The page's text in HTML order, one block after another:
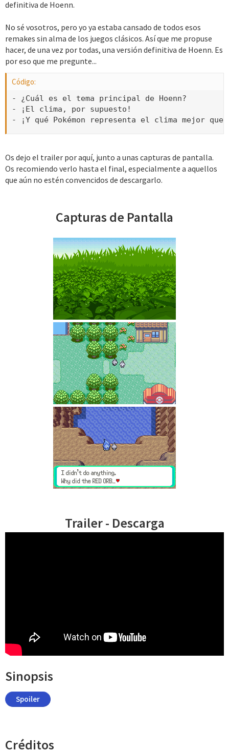
definitiva de Hoenn.
No sé vosotros, pero yo ya estaba cansado de todos esos
remakes sin alma de los juegos clásicos. Así que me propuse
hacer, de una vez por todas, una versión definitiva de Hoenn. Es
por eso que me pregunte...
Código:
- ¿Cuál es el tema principal de Hoenn?
- ¡El clima, por supuesto!
- ¡Y qué Pokémon representa el clima mejor que
Os dejo el trailer por aquí, junto a unas capturas de pantalla.
Os recomiendo verlo hasta el final, especialmente a aquellos
que aún no estén convencidos de descargarlo.
Capturas de Pantalla
Trailer - Descarga
Sinopsis
Spoiler
Créditos